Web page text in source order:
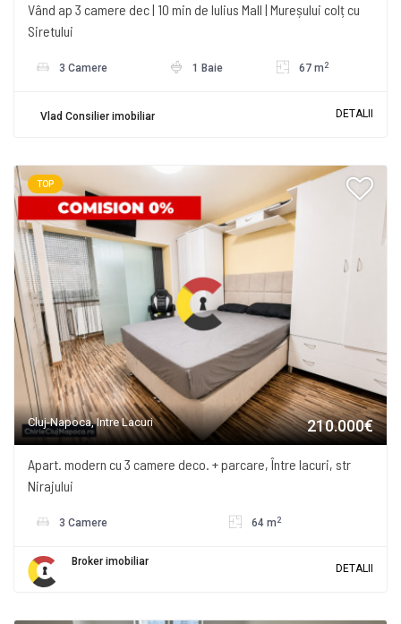
Vând ap 3 camere dec | 10 min de Iulius Mall | Mureșului colț cu
Siretului
3 Camere 1 Baie 67 m 2
Vlad Consilier imobiliar DETALII
TOP
Cluj-Napoca, Intre Lacuri 210.000€
Apart. modern cu 3 camere deco. + parcare, Între lacuri, str
Nirajului
3 Camere 64 m 2
Broker imobiliar
DETALII